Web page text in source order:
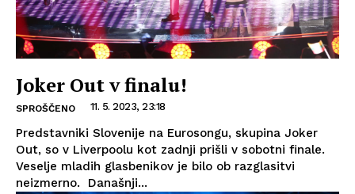
Joker Out v finalu!
SPROŠČENO 11. 5. 2023, 23:18
Predstavniki Slovenije na Eurosongu, skupina Joker
Out, so v Liverpoolu kot zadnji prišli v sobotni finale.
Veselje mladih glasbenikov je bilo ob razglasitvi
neizmerno. Današnji...